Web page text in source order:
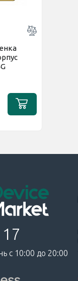
с 10:00 до 20:00